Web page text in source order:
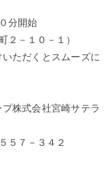
分開始
－１０－１）
だくとスムーズに
株式会社宮崎サテラ
３４２